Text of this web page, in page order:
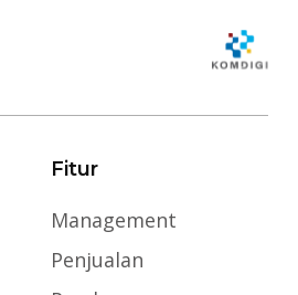
Fitur
Management
Penjualan